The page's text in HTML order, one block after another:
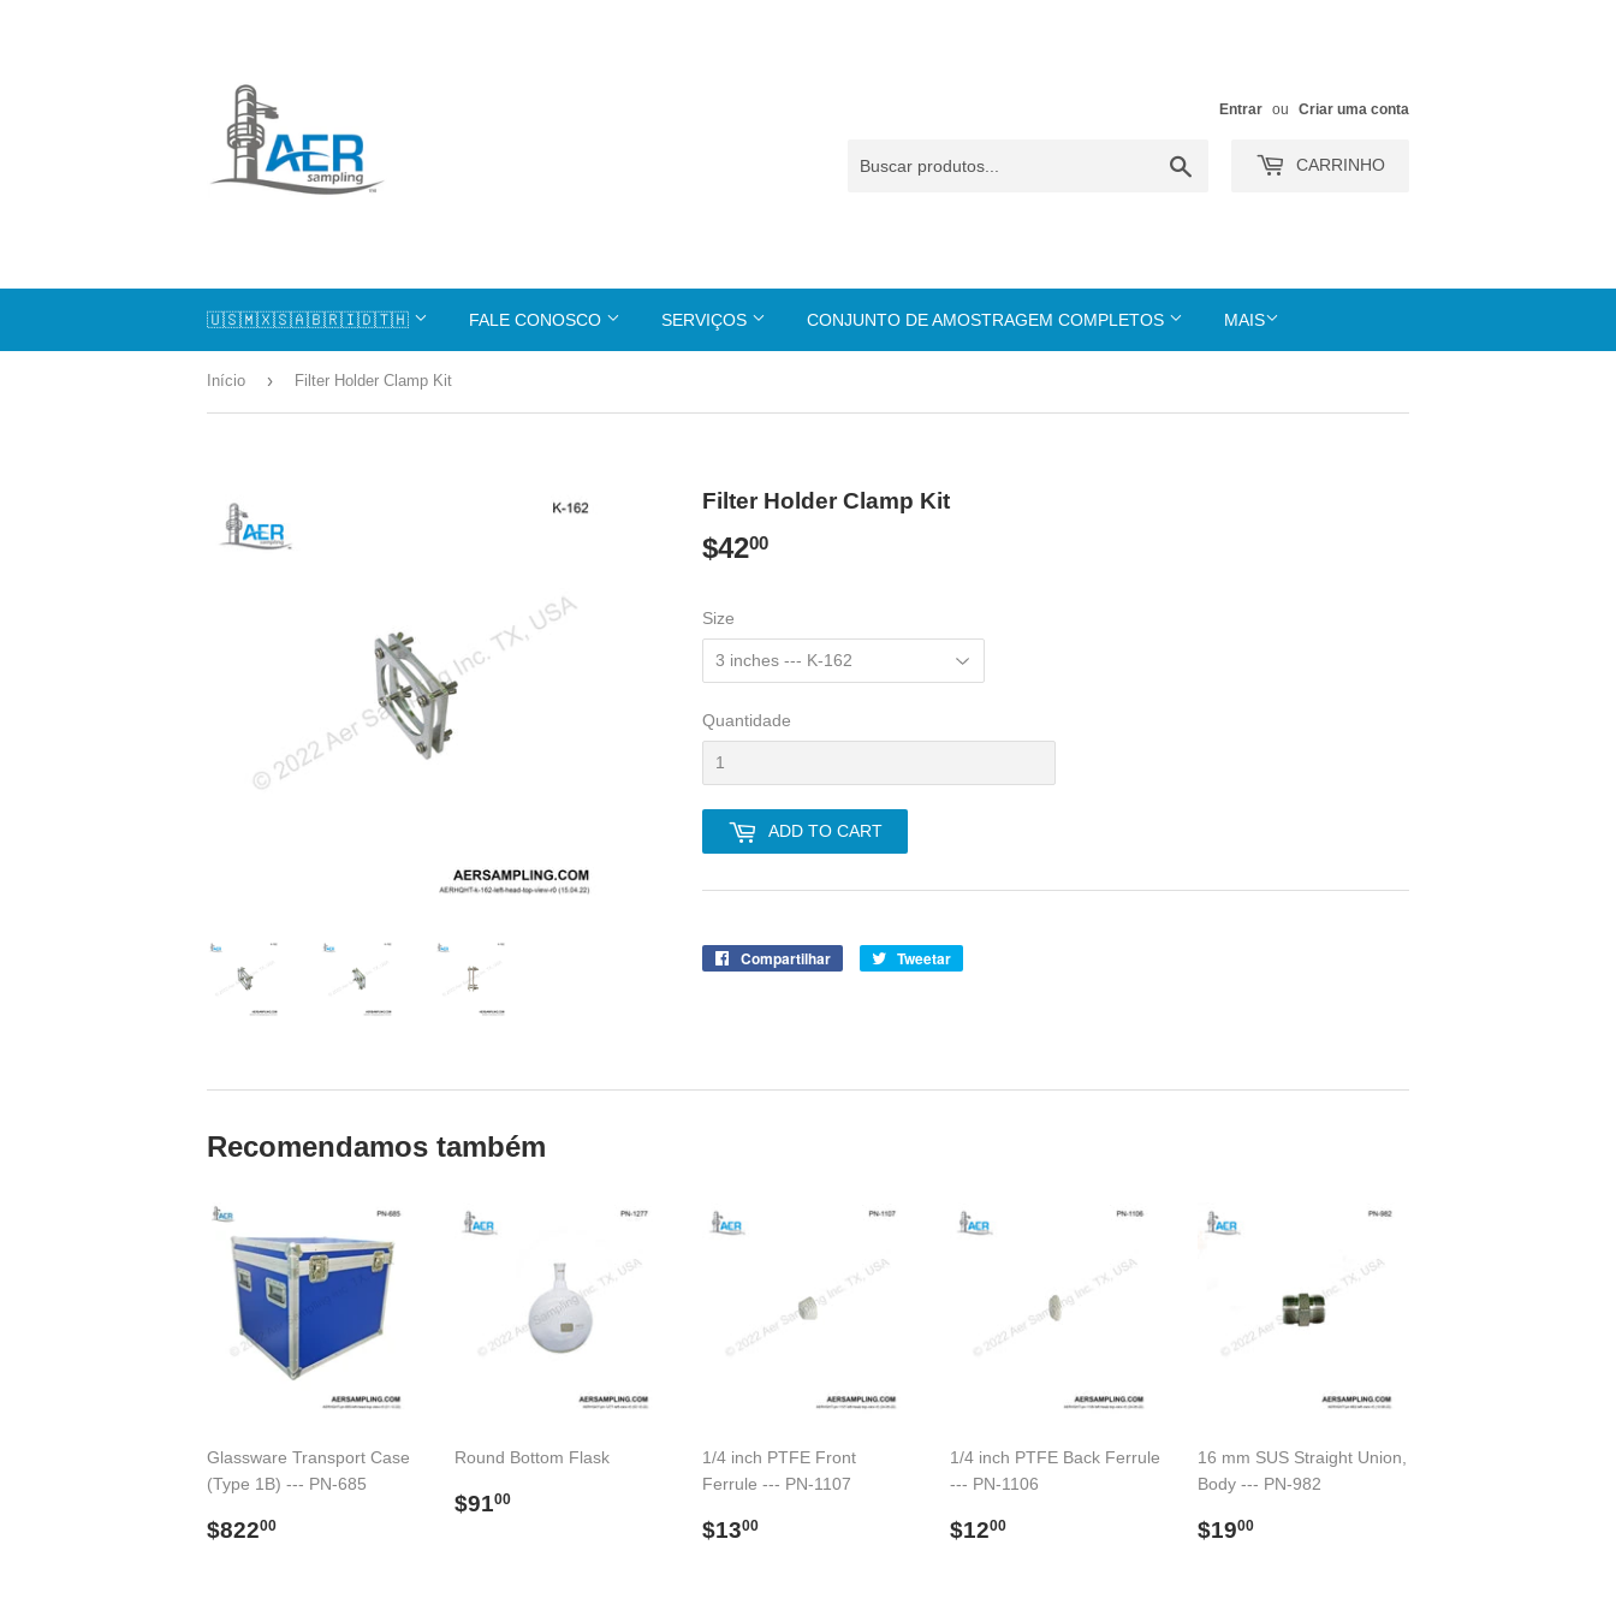
Entrar ou Criar uma conta
CARRINHO
🇺🇸🇲🇽🇸🇦🇧🇷🇮🇩🇹🇭 FALE CONOSCO SERVIÇOS CONJUNTO DE AMOSTRAGEM COMPLETOS MAIS
Início › Filter Holder Clamp Kit
Filter Holder Clamp Kit
$4200
Size
Quantidade
ADD TO CART
Compartilhar
CompartilheTweetar
Recomendamos também
Glassware Transport Case
(Type 1B) --- PN-685
Preço
$82200
Round Bottom Flask
Preço
$9100
1/4 inch PTFE Front
Ferrule --- PN-1107
Preço
$1300
1/4 inch PTFE Back Ferrule
--- PN-1106
Preço
$1200
16 mm SUS Straight Union,
Body --- PN-982
Preço
$1900